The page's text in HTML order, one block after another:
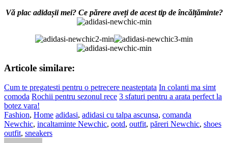
Vă plac adidașii mei? Ce părere aveți de acest tip de încălțăminte?
Articole similare:
Cum te pregatesti pentru o petrecere neasteptata In colanti ma simt
comoda Rochii pentru sezonul rece 3 sfaturi pentru a arata perfect la
botez vara!
Fashion, Home adidasi, adidasi cu talpa ascunsa, comanda
Newchic, incaltaminte Newchic, ootd, outfit, păreri Newchic, shoes
outfit, sneakers